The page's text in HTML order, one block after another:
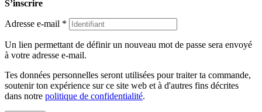
S’inscrire
Adresse e-mail *
Un lien permettant de définir un nouveau mot de passe sera envoyé
à votre adresse e-mail.
Tes données personnelles seront utilisées pour traiter ta commande,
soutenir ton expérience sur ce site web et à d'autres fins décrites
dans notre politique de confidentialité.